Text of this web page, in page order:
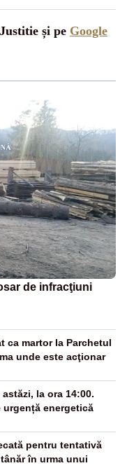
și pe Google
de infracţiuni
ca martor la Parchetul
unde este acţionar
la ora 14:00.
urgență energetică
pentru tentativă
în urma unui